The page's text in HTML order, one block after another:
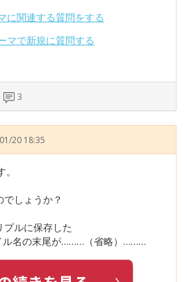
に関連する質問をする
マで新規に質問する
3
20 18:35
でしょうか？
ルに保存した
ル名の末尾が………（省略）………